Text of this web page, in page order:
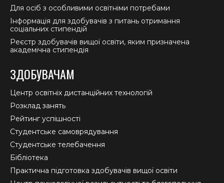
Для осіб з особливими освітніми потребами
Інформація для здобувачів з питань отримання
соціальних стипендій
Реєстр здобувачів вищої освіти, яким призначена
академічна стипендія
ЗДОБУВАЧАМ
Центр освітніх дистанційних технологій
Розклад занять
Рейтинг успішності
Студентське самоврядування
Студентське телебачення
Бібліотека
Практична підготовка здобувачів вищої освіти